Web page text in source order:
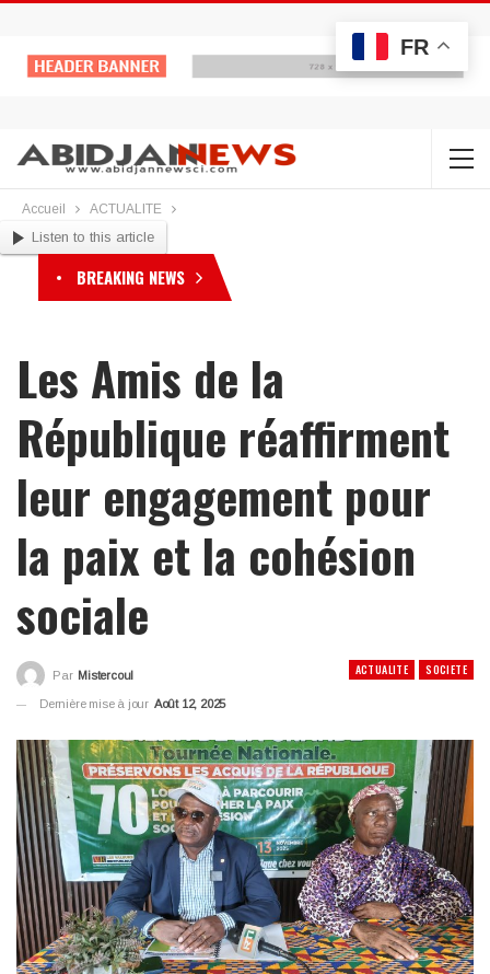
Accueil ACTUALITE
Listen to this article
BREAKING NEWS
Les Amis de la
République réaffirment
leur engagement pour
la paix et la cohésion
sociale
ACTUALITE SOCIETE
Par Mistercoul
Dernière mise à jour Août 12, 2025
FR